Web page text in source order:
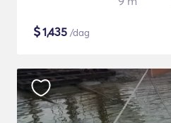
$1,435 /dag